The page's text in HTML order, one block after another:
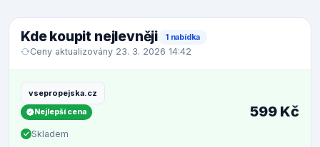
Kde koupit nejlevněji 1 nabídka
Ceny aktualizovány 23. 3. 2026 14:42
vsepropejska.cz
Nejlepší cena
Skladem
599 Kč